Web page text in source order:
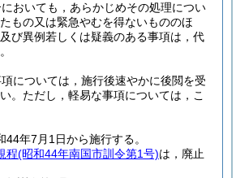
おいても，あらかじめその処理につい
もの又は緊急やむを得ないもののほ
び異例若しくは疑義のある事項は，代
については，施行後速やかに後閲を受
。 ただし，軽易な事項については，こ
44年7月1日から施行する。
程(昭和44年南国市訓令第1号)は，廃止